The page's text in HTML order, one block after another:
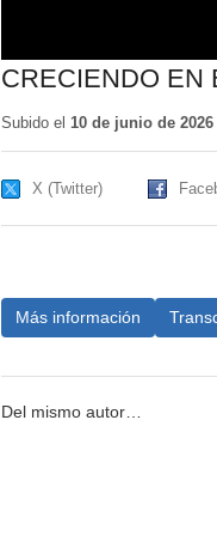
CRECIENDO EN
Subido el 10 de junio de 2026
X (Twitter)
Más información
Del mismo autor…